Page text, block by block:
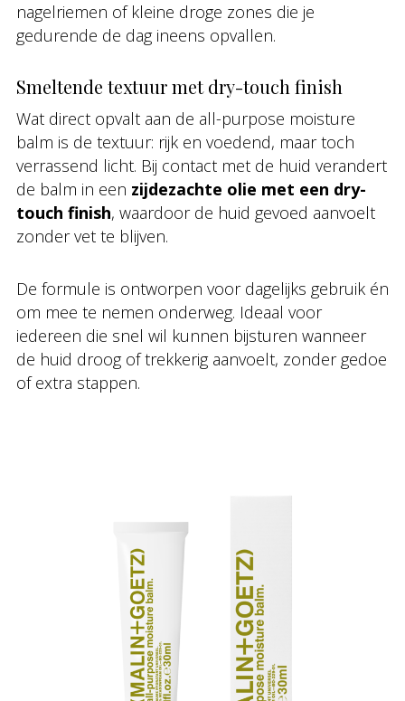
nagelriemen of kleine droge zones die je
gedurende de dag ineens opvallen.
Smeltende textuur met dry-touch finish
Wat direct opvalt aan de all-purpose moisture
balm is de textuur: rijk en voedend, maar toch
verrassend licht. Bij contact met de huid verandert
de balm in een zijdezachte olie met een dry-
touch finish, waardoor de huid gevoed aanvoelt
zonder vet te blijven.
De formule is ontworpen voor dagelijks gebruik én
om mee te nemen onderweg. Ideaal voor
iedereen die snel wil kunnen bijsturen wanneer
de huid droog of trekkerig aanvoelt, zonder gedoe
of extra stappen.